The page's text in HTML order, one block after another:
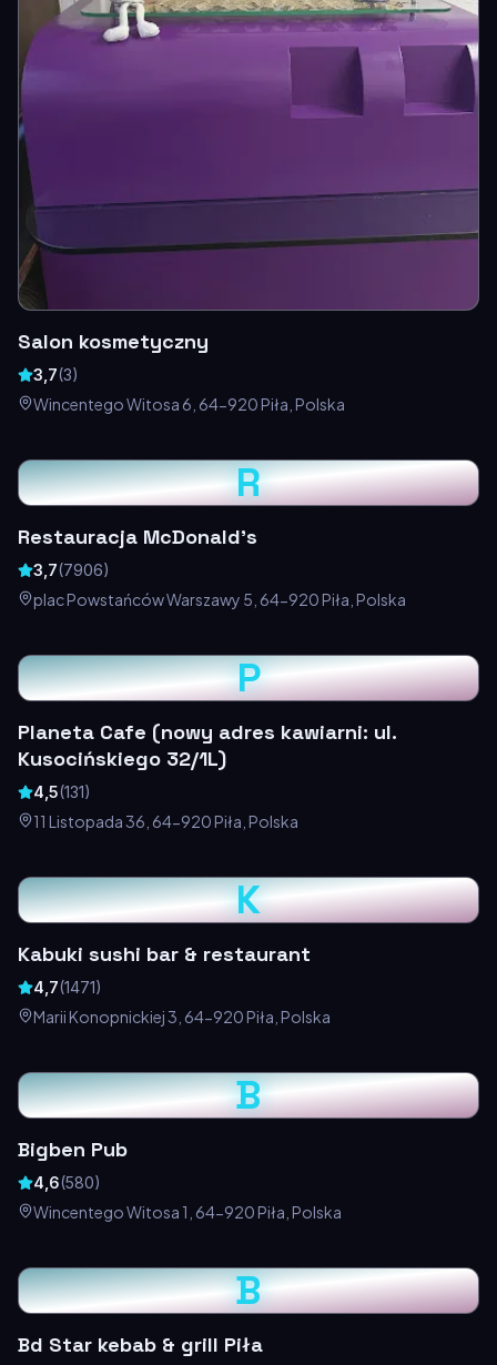
Salon kosmetyczny
3,7(3)
Wincentego Witosa 6, 64-920 Piła, Polska
R
Restauracja McDonald's
3,7(7906)
plac Powstańców Warszawy 5, 64-920 Piła, Polska
P
Planeta Cafe (nowy adres kawiarni: ul.
Kusocińskiego 32/1L)
4,5(131)
11 Listopada 36, 64-920 Piła, Polska
K
Kabuki sushi bar & restaurant
4,7(1471)
Marii Konopnickiej 3, 64-920 Piła, Polska
B
Bigben Pub
4,6(580)
Wincentego Witosa 1, 64-920 Piła, Polska
B
Bd Star kebab & grill Piła